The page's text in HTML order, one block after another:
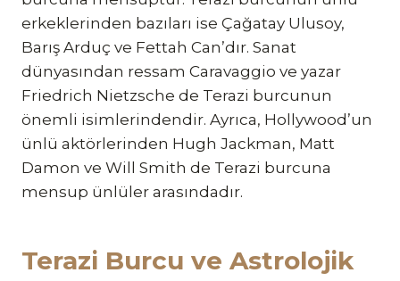
erkeklerinden bazıları ise Çağatay Ulusoy,
Barış Arduç ve Fettah Can’dır. Sanat
dünyasından ressam Caravaggio ve yazar
Friedrich Nietzsche de Terazi burcunun
önemli isimlerindendir. Ayrıca, Hollywood’un
ünlü aktörlerinden Hugh Jackman, Matt
Damon ve Will Smith de Terazi burcuna
mensup ünlüler arasındadır.
Terazi Burcu ve Astrolojik